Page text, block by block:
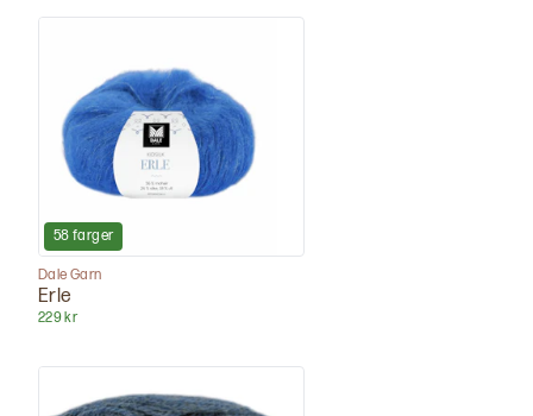
58 farger
Dale Garn
Erle
229 kr